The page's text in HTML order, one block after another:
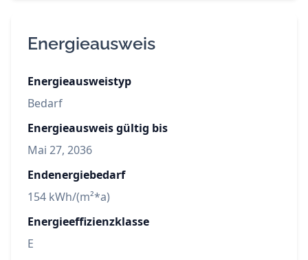
Energieausweis
Energieausweistyp
Bedarf
Energieausweis gültig bis
Mai 27, 2036
Endenergiebedarf
154 kWh/(m²*a)
Energieeffizienzklasse
E